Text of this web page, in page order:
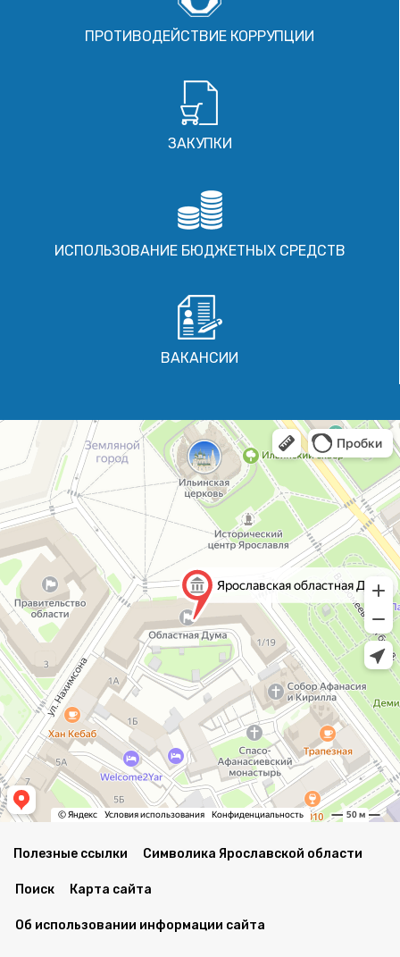
ПРОТИВОДЕЙСТВИЕ КОРРУПЦИИ
ЗАКУПКИ
ИСПОЛЬЗОВАНИЕ БЮДЖЕТНЫХ СРЕДСТВ
ВАКАНСИИ
Полезные ссылки Символика Ярославской области
Поиск Карта сайта
Об использовании информации сайта